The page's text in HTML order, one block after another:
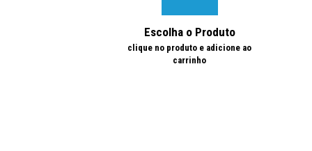
Escolha o Produto
clique no produto e adicione ao
carrinho